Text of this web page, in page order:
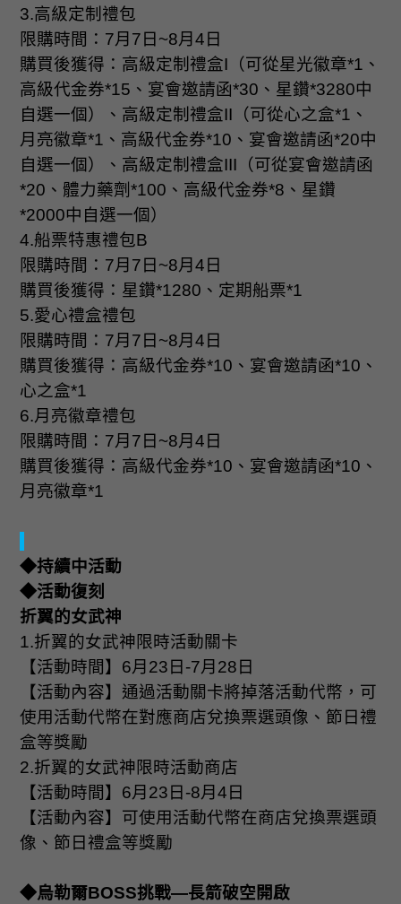
3.高級定制禮包
限購時間： 7月 7 日 ~8月4 日
購買後獲得：高級定制禮盒I （可從星光徽章*1 、
高級代金券*15 、宴會邀請函*30 、星鑽*3280中
自選一個）、高級定制禮盒II （可從心之盒*1 、
月亮徽章*1 、高級代金券*10 、宴會邀請函*20中
自選一個）、高級定制禮盒III （可從宴會邀請函
*20 、體力藥劑*100 、高級代金券*8 、星鑽
*2000中自選一個）
4.船票特惠禮包B
限購時間： 7月 7 日 ~8月4 日
購買後獲得：星鑽*1280 、定期船票*1
5.愛心禮盒禮包
限購時間： 7月 7 日 ~8月4 日
購買後獲得：高級代金券*10 、宴會邀請函*10 、
心之盒*1
6.月亮徽章禮包
限購時間： 7月 7 日 ~8月4 日
購買後獲得：高級代金券*10 、宴會邀請函*10 、
月亮徽章*1
◆持續中活動
◆活動復刻
折翼的女武神
1.折翼的女武神限時活動關卡
【活動時間】 6月 23 日 -7月 28 日
【活動內容】通過活動關卡將掉落活動代幣，可
使用活動代幣在對應商店兌換票選頭像、節日禮
盒等獎勵
2.折翼的女武神限時活動商店
【活動時間】 6月 23 日 -8月4 日
【活動內容】可使用活動代幣在商店兌換票選頭
像、節日禮盒等獎勵
◆烏勒爾BOSS挑戰—長箭破空開啟